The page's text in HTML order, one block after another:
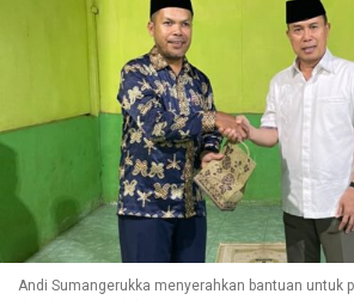
Andi Sumangerukka menyerahkan bantuan untuk